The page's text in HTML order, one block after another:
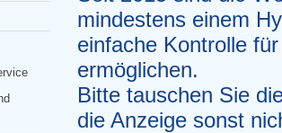
mindestens einem
einfache Kontrolle
ermöglichen.
Bitte tauschen Sie
die Anzeige sonst